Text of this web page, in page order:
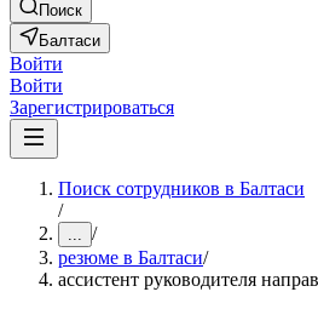
Поиск
Балтаси
Войти
Войти
Зарегистрироваться
Поиск сотрудников в Балтаси
/
... /
резюме в Балтаси/
ассистент руководителя